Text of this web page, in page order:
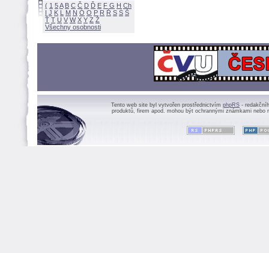
( 1 5A B C Č D Ď E F G H Ch
I J K L M N Ó O P R Ř S Ś
Ť T U V W X Y Z
Všechny osobnosti
Tento web site byl vytvořen prostřednictvím phpRS -
produktů, firem apod. mohou být ochrannými známkami